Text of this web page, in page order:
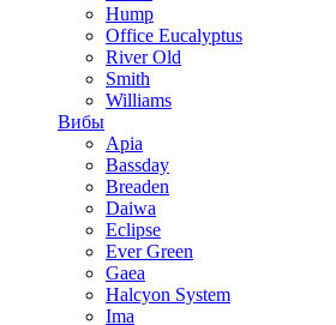
Hump
Office Eucalyptus
River Old
Smith
Williams
Вибы
Apia
Bassday
Breaden
Daiwa
Eclipse
Ever Green
Gaea
Halcyon System
Ima